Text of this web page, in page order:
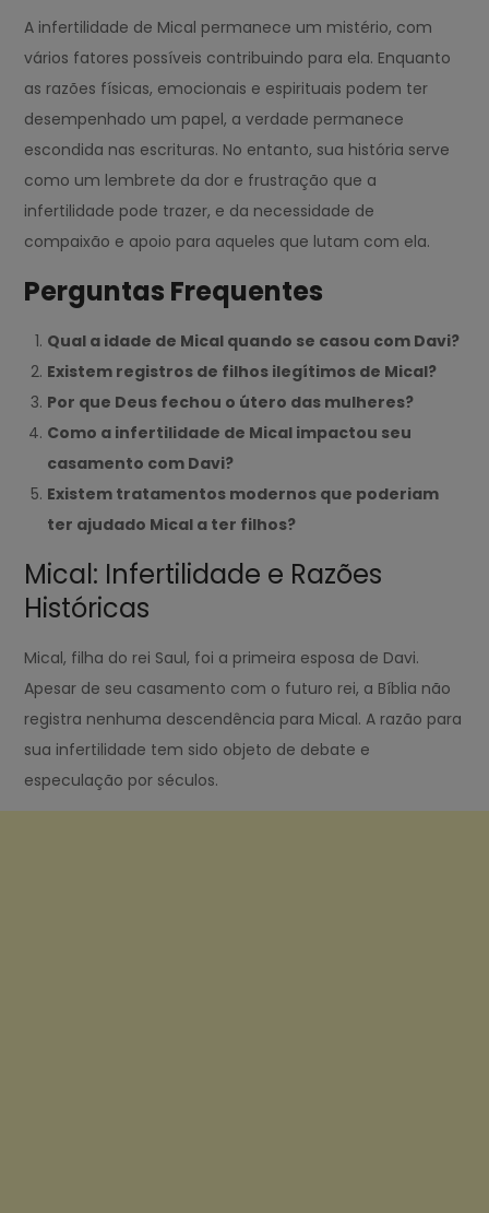
A infertilidade de Mical permanece um mistério, com
vários fatores possíveis contribuindo para ela. Enquanto
as razões físicas, emocionais e espirituais podem ter
desempenhado um papel, a verdade permanece
escondida nas escrituras. No entanto, sua história serve
como um lembrete da dor e frustração que a
infertilidade pode trazer, e da necessidade de
compaixão e apoio para aqueles que lutam com ela.
Perguntas Frequentes
Qual a idade de Mical quando se casou com Davi?
Existem registros de filhos ilegítimos de Mical?
Por que Deus fechou o útero das mulheres?
Como a infertilidade de Mical impactou seu
casamento com Davi?
Existem tratamentos modernos que poderiam
ter ajudado Mical a ter filhos?
Mical: Infertilidade e Razões
Históricas
Mical, filha do rei Saul, foi a primeira esposa de Davi.
Apesar de seu casamento com o futuro rei, a Bíblia não
registra nenhuma descendência para Mical. A razão para
sua infertilidade tem sido objeto de debate e
especulação por séculos.